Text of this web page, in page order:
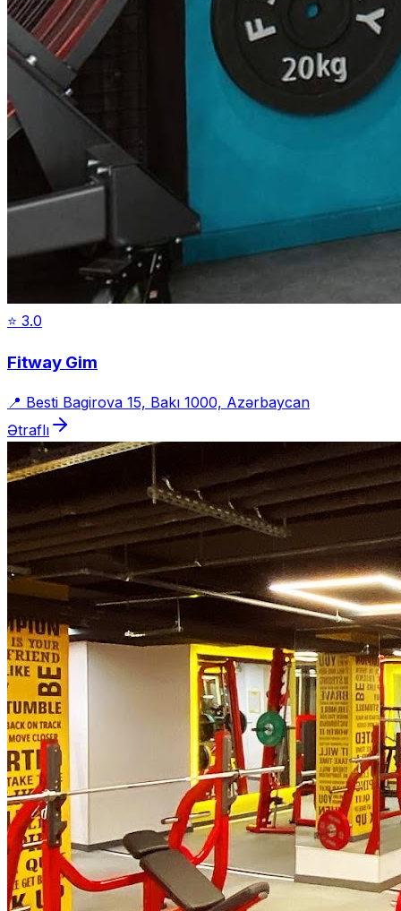
⭐ 3.0
Fitway Gim
📍 Besti Bagirova 15, Bakı 1000, Azərbaycan
Ətraflı